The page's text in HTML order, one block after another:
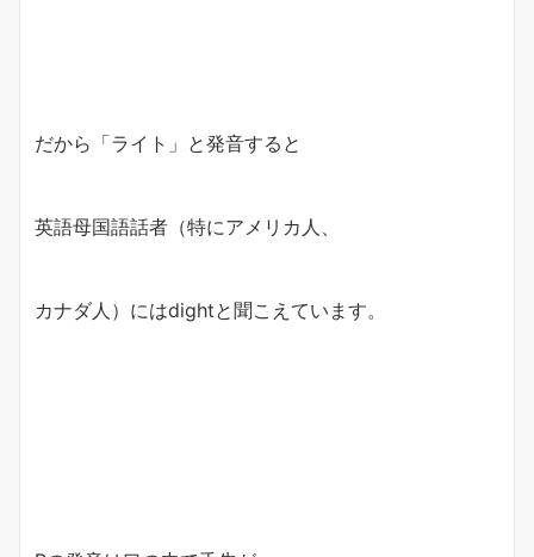
だから「ライト」と発音すると
英語母国語話者（特にアメリカ人、
カナダ人）にはdightと聞こえています。